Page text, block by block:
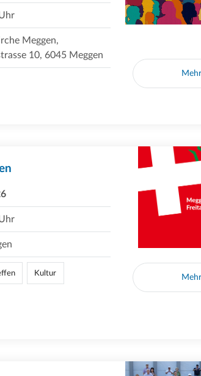
Meggen,
10, 6045 Meggen
Kultur